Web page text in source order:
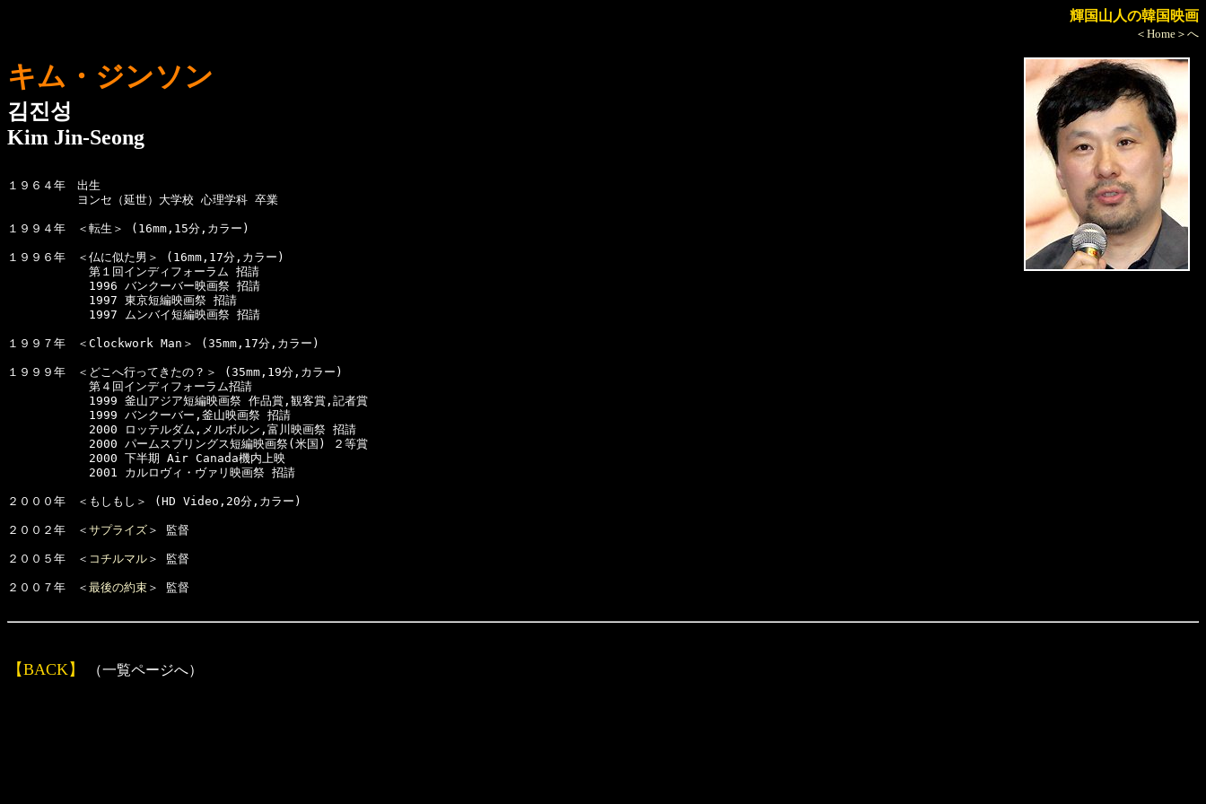
輝国山人の韓国映画
＜Home＞へ
キム・ジンソン
김진성
Kim Jin-Seong
１９６４年　出生
ヨンセ（延世）大学校 心理学科 卒業
１９９４年　＜転生＞ (16mm,15分,カラー)
１９９６年　＜仏に似た男＞ (16mm,17分,カラー)
第１回インディフォーラム 招請
1996 バンクーバー映画祭 招請
1997 東京短編映画祭 招請
1997 ムンバイ短編映画祭 招請
１９９７年　＜Clockwork Man＞ (35mm,17分,カラー)
１９９９年　＜どこへ行ってきたの？＞ (35mm,19分,カラー)
第４回インディフォーラム招請
1999 釜山アジア短編映画祭 作品賞,観客賞,記者賞
1999 バンクーバー,釜山映画祭 招請
2000 ロッテルダム,メルボルン,富川映画祭 招請
2000 パームスプリングス短編映画祭(米国) ２等賞
2000 下半期 Air Canada機内上映
2001 カルロヴィ・ヴァリ映画祭 招請
２０００年　＜もしもし＞ (HD Video,20分,カラー)
２００２年　＜ サプライズ ＞ 監督
２００５年　＜ コチルマル ＞ 監督
２００７年　＜ 最後の約束 ＞ 監督
【BACK】 （一覧ページへ）